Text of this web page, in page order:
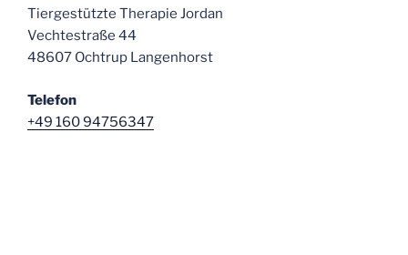
Tiergestützte Therapie Jordan
Vechtestraße 44
48607 Ochtrup Langenhorst
Telefon
+49 160 94756347